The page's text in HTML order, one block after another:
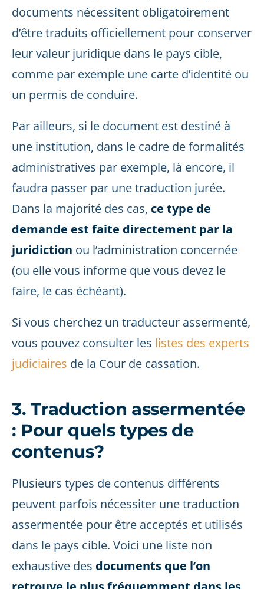
documents nécessitent obligatoirement
d’être traduits officiellement pour conserver
leur valeur juridique dans le pays cible,
comme par exemple une carte d’identité ou
un permis de conduire.
Par ailleurs, si le document est destiné à
une institution, dans le cadre de formalités
administratives par exemple, là encore, il
faudra passer par une traduction jurée.
Dans la majorité des cas, ce type de
demande est faite directement par la
juridiction ou l’administration concernée
(ou elle vous informe que vous devez le
faire, le cas échéant).
Si vous cherchez un traducteur assermenté,
vous pouvez consulter les listes des experts
judiciaires de la Cour de cassation.
3. Traduction assermentée
: Pour quels types de
contenus?
Plusieurs types de contenus différents
peuvent parfois nécessiter une traduction
assermentée pour être acceptés et utilisés
dans le pays cible. Voici une liste non
exhaustive des documents que l’on